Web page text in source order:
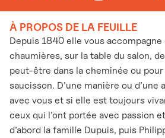
À PROPOS DE LA FEUILLE
Depuis 1840 elle vous accompagne
chaumières, sur la table du salon,
peut-être dans la cheminée ou
saucisson. D’une manière ou d’une
avec vous et si elle est toujours
ceux qui l’ont portée avec passion
d’abord la famille Dupuis, puis